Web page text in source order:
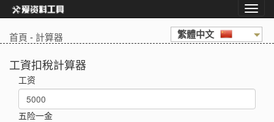
首頁 - 計算器 繁體中文
工資扣稅計算器
工资
五险一金